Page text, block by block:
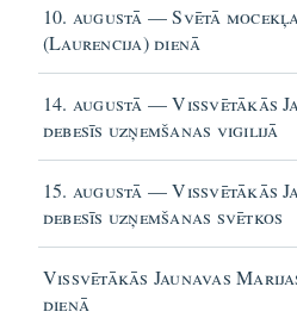
10. augustā — Svētā
(Laurencija) dienā
14. augustā — Vissvētākās
debesīs uzņemšanas vigilijā
15. augustā — Vissvētākās
debesīs uzņemšanas svētkos
Vissvētākās Jaunavas
dienā